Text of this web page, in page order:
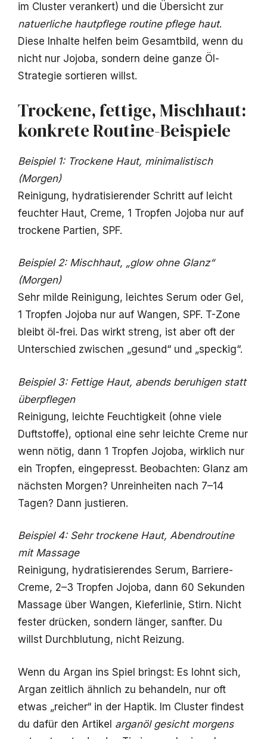
im Cluster verankert) und die Übersicht zur
natuerliche hautpflege routine pflege haut.
Diese Inhalte helfen beim Gesamtbild, wenn du
nicht nur Jojoba, sondern deine ganze Öl-
Strategie sortieren willst.
Trockene, fettige, Mischhaut:
konkrete Routine-Beispiele
Beispiel 1: Trockene Haut, minimalistisch
(Morgen)
Reinigung, hydratisierender Schritt auf leicht
feuchter Haut, Creme, 1 Tropfen Jojoba nur auf
trockene Partien, SPF.
Beispiel 2: Mischhaut, „glow ohne Glanz“
(Morgen)
Sehr milde Reinigung, leichtes Serum oder Gel,
1 Tropfen Jojoba nur auf Wangen, SPF. T-Zone
bleibt öl-frei. Das wirkt streng, ist aber oft der
Unterschied zwischen „gesund“ und „speckig“.
Beispiel 3: Fettige Haut, abends beruhigen statt
überpflegen
Reinigung, leichte Feuchtigkeit (ohne viele
Duftstoffe), optional eine sehr leichte Creme nur
wenn nötig, dann 1 Tropfen Jojoba, wirklich nur
ein Tropfen, eingepresst. Beobachten: Glanz am
nächsten Morgen? Unreinheiten nach 7–14
Tagen? Dann justieren.
Beispiel 4: Sehr trockene Haut, Abendroutine
mit Massage
Reinigung, hydratisierendes Serum, Barriere-
Creme, 2–3 Tropfen Jojoba, dann 60 Sekunden
Massage über Wangen, Kieferlinie, Stirn. Nicht
fester drücken, sondern länger, sanfter. Du
willst Durchblutung, nicht Reizung.
Wenn du Argan ins Spiel bringst: Es lohnt sich,
Argan zeitlich ähnlich zu behandeln, nur oft
etwas „reicher“ in der Haptik. Im Cluster findest
du dafür den Artikel arganöl gesicht morgens